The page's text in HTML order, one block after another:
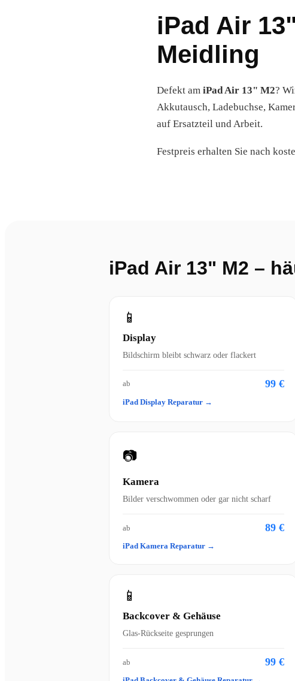
iPad Air
Meidling
Defekt am iPad Air 13" M2?
Akkutausch, Ladebuchse,
auf Ersatzteil und Arbeit.
Festpreis erhalten Sie nach
iPad Air 13" M2 –
📱
Display
Bildschirm bleibt schwarz oder flackert
ab 99 €
iPad Display Reparatur →
📷
Kamera
Bilder verschwommen oder gar nicht scharf
ab 89 €
iPad Kamera Reparatur →
📱
Backcover & Gehäuse
Glas-Rückseite gesprungen
ab 99 €